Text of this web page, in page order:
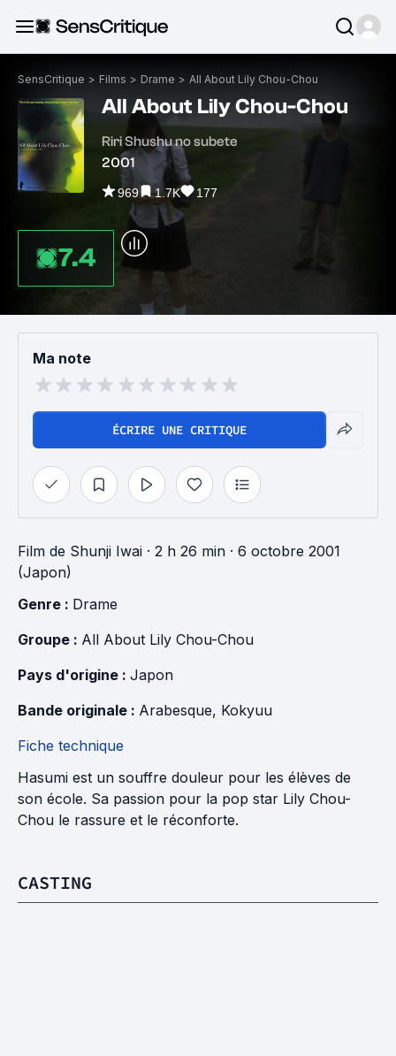
SensCritique > Films > Drame > All About Lily Chou-Chou
All About Lily Chou-Chou
Riri Shushu no subete
2001
969 1.7K 177
7.4
Ma note
ÉCRIRE UNE CRITIQUE
Film de Shunji Iwai · 2 h 26 min · 6 octobre 2001
(Japon)
Genre : Drame
Groupe : All About Lily Chou-Chou
Pays d'origine : Japon
Bande originale : Arabesque, Kokyuu
Fiche technique
Hasumi est un souffre douleur pour les élèves de
son école. Sa passion pour la pop star Lily Chou-
Chou le rassure et le réconforte.
CASTING